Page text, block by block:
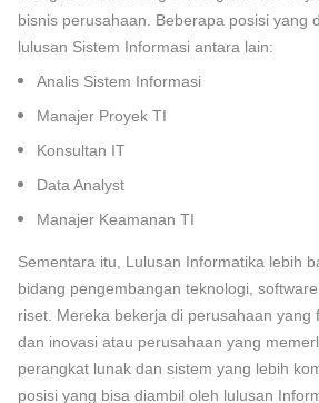
bisnis perusahaan. Beberapa posisi yang
lulusan Sistem Informasi antara lain:
Analis Sistem Informasi
Manajer Proyek TI
Konsultan IT
Data Analyst
Manajer Keamanan TI
Sementara itu, Lulusan Informatika lebih
bidang pengembangan teknologi,
riset. Mereka bekerja di perusahaan yang
dan inovasi atau perusahaan yang
perangkat lunak dan sistem yang lebih
posisi yang bisa diambil oleh lulusan